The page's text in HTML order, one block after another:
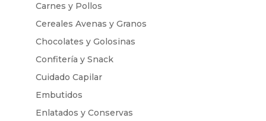
Carnes y Pollos
Cereales Avenas y Granos
Chocolates y Golosinas
Confitería y Snack
Cuidado Capilar
Embutidos
Enlatados y Conservas